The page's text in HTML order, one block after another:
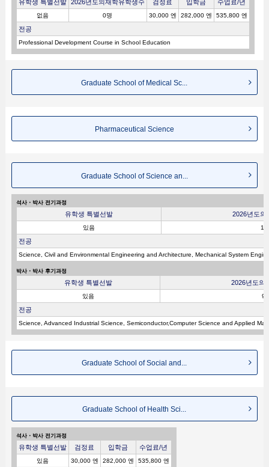
유학생 특별선발 2026년도의재학유학생수 검정료 입학금 수업료/년
없음 0명 30,000 엔 282,000 엔 535,800 엔
전공
Professional Development Course in School Education
Graduate School of Medical Sc...
Pharmaceutical Science
Graduate School of Science an...
석사・박사 전기과정
유학생 특별선발 2026년도의
있음
전공
Science, Civil and Environmental Engineering and Architecture, Mechanical System
박사・박사 후기과정
유학생 특별선발 2026년도의
있음
전공
Science, Advanced Industrial Science, Semiconductor,Computer Science and Applied
Graduate School of Social and...
Graduate School of Health Sci...
석사・박사 전기과정
유학생 특별선발 검정료 입학금 수업료/년
있음 30,000 엔 282,000 엔 535,800 엔